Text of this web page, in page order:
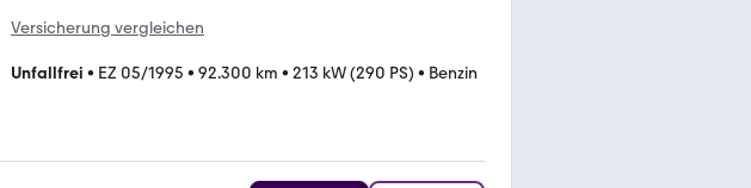
Versicherung vergleichen
Unfallfrei • EZ 05/1995 • 92.300 km • 213 kW (290 PS) • Benzin